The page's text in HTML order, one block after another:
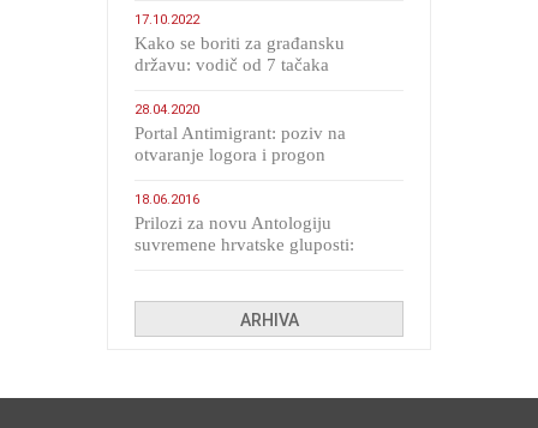
17.10.2022
Kako se boriti za građansku
državu: vodič od 7 tačaka
28.04.2020
Portal Antimigrant: poziv na
otvaranje logora i progon
18.06.2016
Prilozi za novu Antologiju
suvremene hrvatske gluposti:
ARHIVA